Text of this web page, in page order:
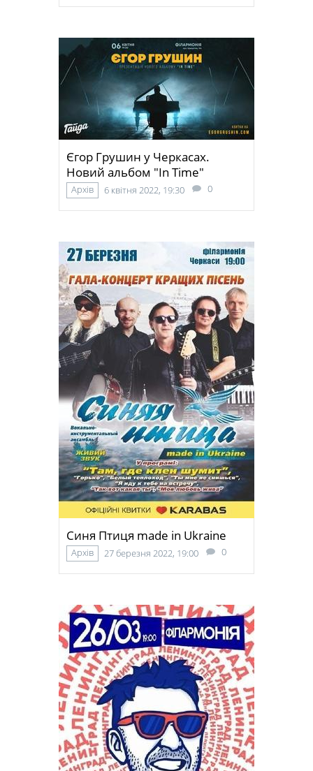
Єгор Грушин у Черкасах.
Новий альбом "In Time"
Архів 6 квітня 2022, 19:30 0
Синя Птиця made in Ukraine
Архів 27 березня 2022, 19:00 0